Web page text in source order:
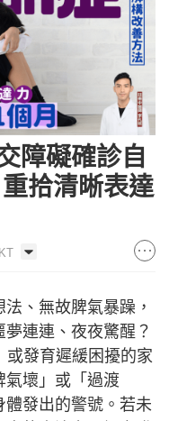
障礙確診自
拾清晰表達
、無故脾氣暴躁，
連連、夜夜驚醒？
或發育遲緩困擾的家
氣壞」或「過渡
發出的警號。若未